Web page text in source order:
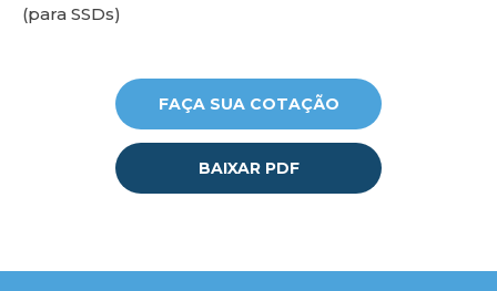
(para SSDs)
FAÇA SUA COTAÇÃO
BAIXAR PDF